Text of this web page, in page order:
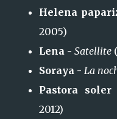
Helena
2005)
Lena - Satellite
Soraya - La
Pastora
2012)